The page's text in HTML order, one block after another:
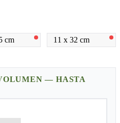
cm 11 x 32 cm
— HASTA